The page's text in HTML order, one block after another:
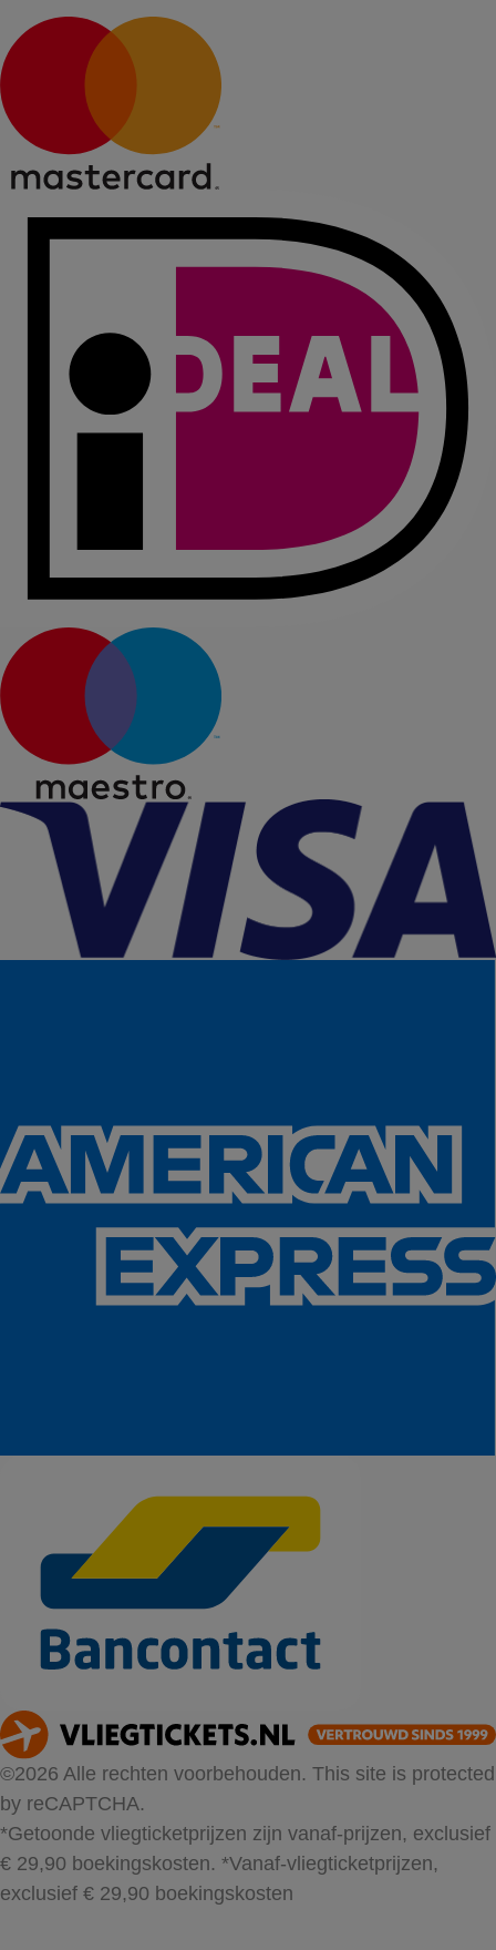
©2026 Alle rechten voorbehouden. This site is protected
by reCAPTCHA.
*Getoonde vliegticketprijzen zijn vanaf-prijzen, exclusief
€ 29,90 boekingskosten. *Vanaf-vliegticketprijzen,
exclusief € 29,90 boekingskosten